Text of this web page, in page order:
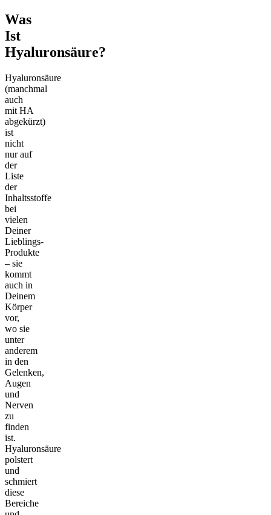
Was
Ist
Hyaluronsäure?
Hyaluronsäure
(manchmal
auch
mit HA
abgekürzt)
ist
nicht
nur auf
der
Liste
der
Inhaltsstoffe
bei
vielen
Deiner
Lieblings-
Produkte
– sie
kommt
auch in
Deinem
Körper
vor,
wo sie
unter
anderem
in den
Gelenken,
Augen
und
Nerven
zu
finden
ist.
Hyaluronsäure
polstert
und
schmiert
diese
Bereiche